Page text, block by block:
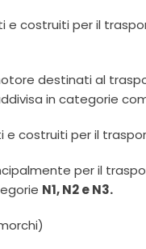
costruiti per il
destinati al
in categorie
costruiti per il
per il
N1, N2 e N3.